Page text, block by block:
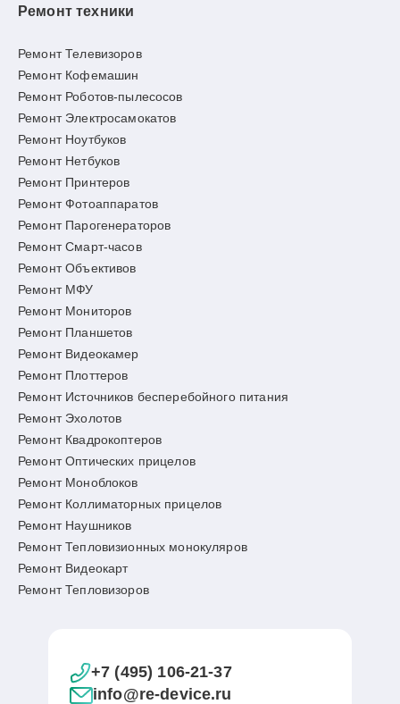
Ремонт техники
Ремонт Телевизоров
Ремонт Кофемашин
Ремонт Роботов-пылесосов
Ремонт Электросамокатов
Ремонт Ноутбуков
Ремонт Нетбуков
Ремонт Принтеров
Ремонт Фотоаппаратов
Ремонт Парогенераторов
Ремонт Смарт-часов
Ремонт Объективов
Ремонт МФУ
Ремонт Мониторов
Ремонт Планшетов
Ремонт Видеокамер
Ремонт Плоттеров
Ремонт Источников бесперебойного питания
Ремонт Эхолотов
Ремонт Квадрокоптеров
Ремонт Оптических прицелов
Ремонт Моноблоков
Ремонт Коллиматорных прицелов
Ремонт Наушников
Ремонт Тепловизионных монокуляров
Ремонт Видеокарт
Ремонт Тепловизоров
+7 (495) 106-21-37
info@re-device.ru